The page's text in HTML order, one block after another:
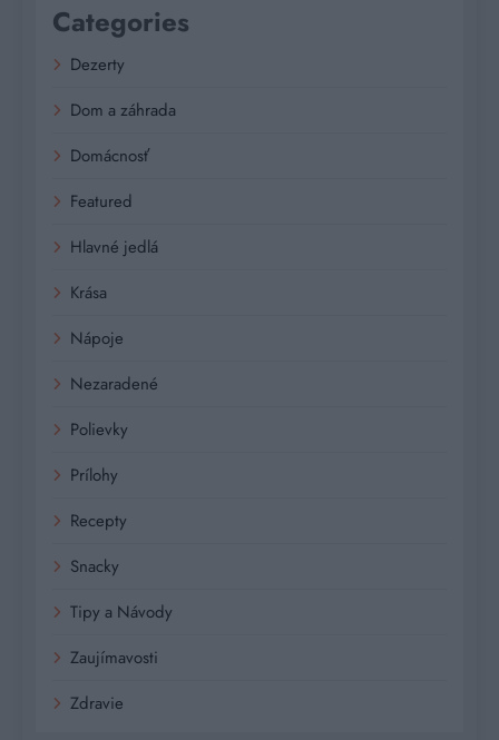
Categories
Dezerty
Dom a záhrada
Domácnosť
Featured
Hlavné jedlá
Krása
Nápoje
Nezaradené
Polievky
Prílohy
Recepty
Snacky
Tipy a Návody
Zaujímavosti
Zdravie